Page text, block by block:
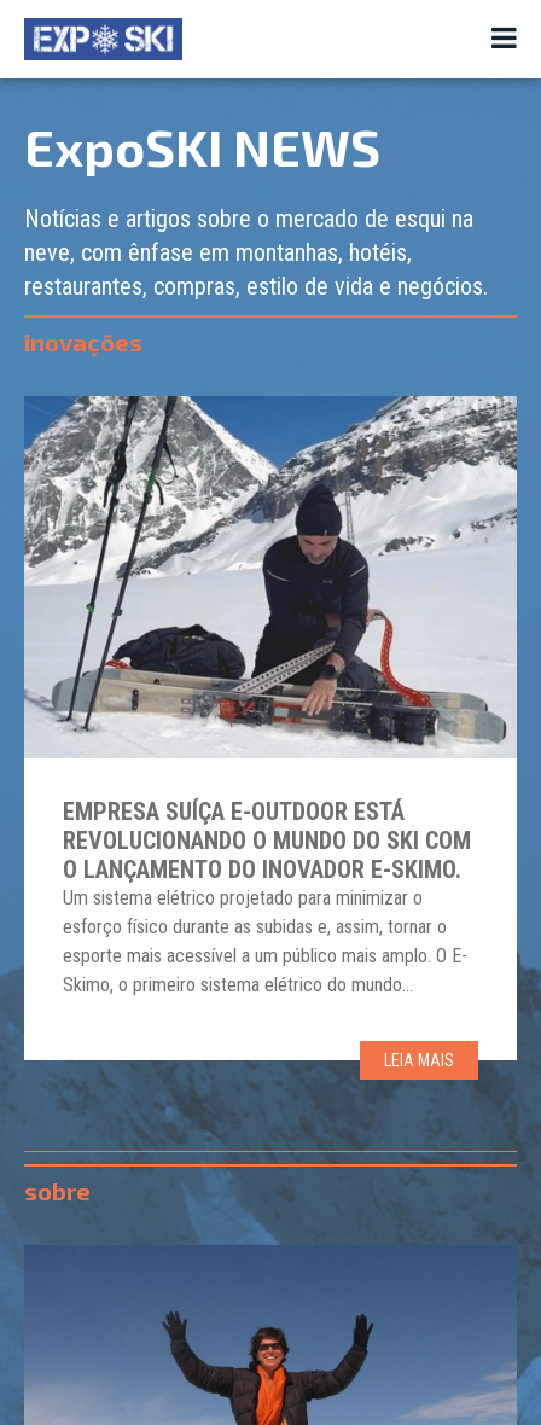
ExpoSKI NEWS
Notícias e artigos sobre o mercado de esqui na
neve, com ênfase em montanhas, hotéis,
restaurantes, compras, estilo de vida e negócios.
inovações
EMPRESA SUÍÇA E-OUTDOOR ESTÁ
REVOLUCIONANDO O MUNDO DO SKI COM
O LANÇAMENTO DO INOVADOR E-SKIMO.
Um sistema elétrico projetado para minimizar o
esforço físico durante as subidas e, assim, tornar o
esporte mais acessível a um público mais amplo. O E-
Skimo, o primeiro sistema elétrico do mundo
passeios em terrenos planos, foi inspirado no sucesso
das bicicletas elétricas. A ideia é replicar […]LEIA MAIS
sobre